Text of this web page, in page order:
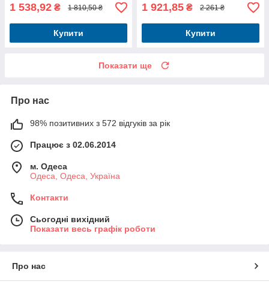
1 538,92 ₴ 1 810,50 ₴
Купити
1 921,85 ₴ 2 261 ₴
Купити
Показати ще
Про нас
98% позитивних з 572 відгуків за рік
Працює з 02.06.2014
м. Одеса
Одеса, Одеса, Україна
Контакти
Сьогодні вихідний
Показати весь графік роботи
Про нас